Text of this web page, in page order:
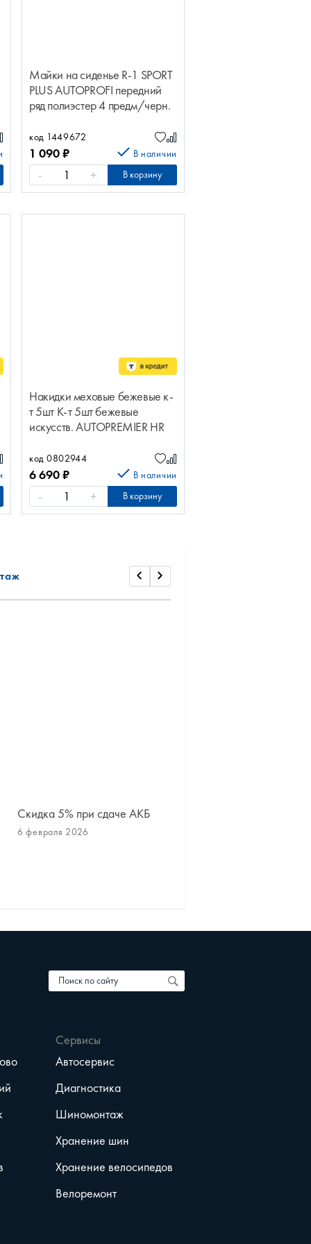
Майки на сиденье R-1 SPORT
PLUS AUTOPROFI передний
ряд полиэстер 4 предм/черн.
код 1449672
1 090₽ В наличии
- + В корзину
Накидки меховые бежевые к-
т 5шт К-т 5шт бежевые
искусств. AUTOPREMIER HR
код 0802944
6 690₽ В наличии
- + В корзину
Скидка 5% при сдаче АКБ
6 февраля 2026
Сервисы
Автосервис
Диагностика
Шиномонтаж
Хранение шин
Хранение велосипедов
Велоремонт